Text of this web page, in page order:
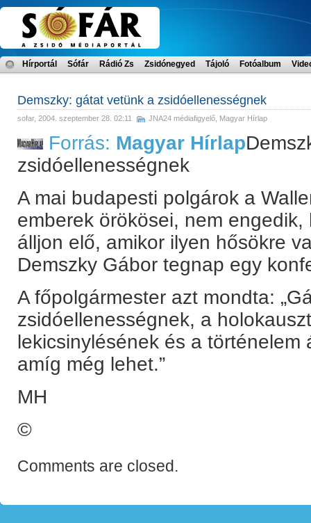
Hírportál Sófár Rádió Zs Zsidónegyed Tájoló Fotóalbum
Demszky: gátat vetünk a zsidóellenességnek
sofar, 2004. szeptember 28. 02:11 JNA24 médiafigyelő Magyar Hírlap
Forrás: Magyar Hírlap
zsidóellenességnek
A mai budapesti polgárok a
emberek örökösei, nem
álljon elő, amikor ilyen hősökre
Demszky Gábor tegnap egy
A főpolgármester azt mondta:
zsidóellenességnek, a
lekicsinylésének és a
amíg még lehet.”
MH
©
Comments are closed.